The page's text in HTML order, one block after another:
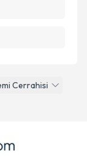
Cerrahisi